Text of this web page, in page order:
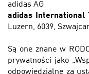
adidas AG
adidas International
Luzern, 6039,
Są one znane w
prywatności jako
odpowiedzialne za